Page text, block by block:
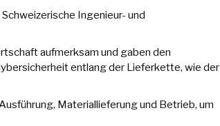
Ingenieur- und
aufmerksam und gaben den
entlang der Lieferkette, wie der
Materiallieferung und Betrieb, um